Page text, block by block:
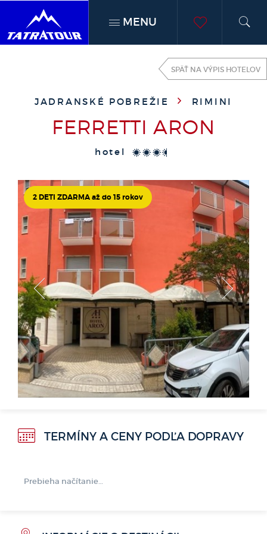
MENU
SPÄŤ NA VÝPIS HOTELOV
JADRANSKÉ POBREŽIE RIMINI
FERRETTI ARON
hotel ***+
2 DETI ZDARMA až do 15rokov
< >
TERMÍNY A CENY PODĽA DOPRAVY
Prebieha načítanie…